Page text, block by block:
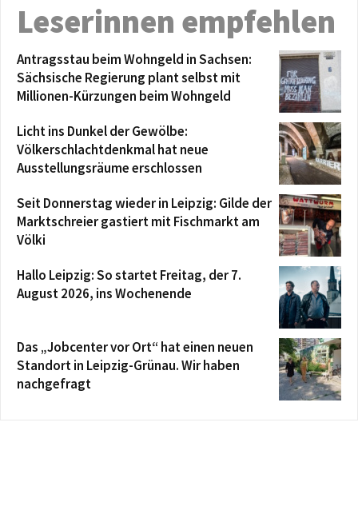
Leserinnen empfehlen
Antragsstau beim Wohngeld in Sachsen:
Sächsische Regierung plant selbst mit
Millionen-Kürzungen beim Wohngeld
Licht ins Dunkel der Gewölbe:
Völkerschlachtdenkmal hat neue
Ausstellungsräume erschlossen
Seit Donnerstag wieder in Leipzig: Gilde der
Marktschreier gastiert mit Fischmarkt am
Völki
Hallo Leipzig: So startet Freitag, der 7.
August 2026, ins Wochenende
Das „Jobcenter vor Ort“ hat einen neuen
Standort in Leipzig-Grünau. Wir haben
nachgefragt